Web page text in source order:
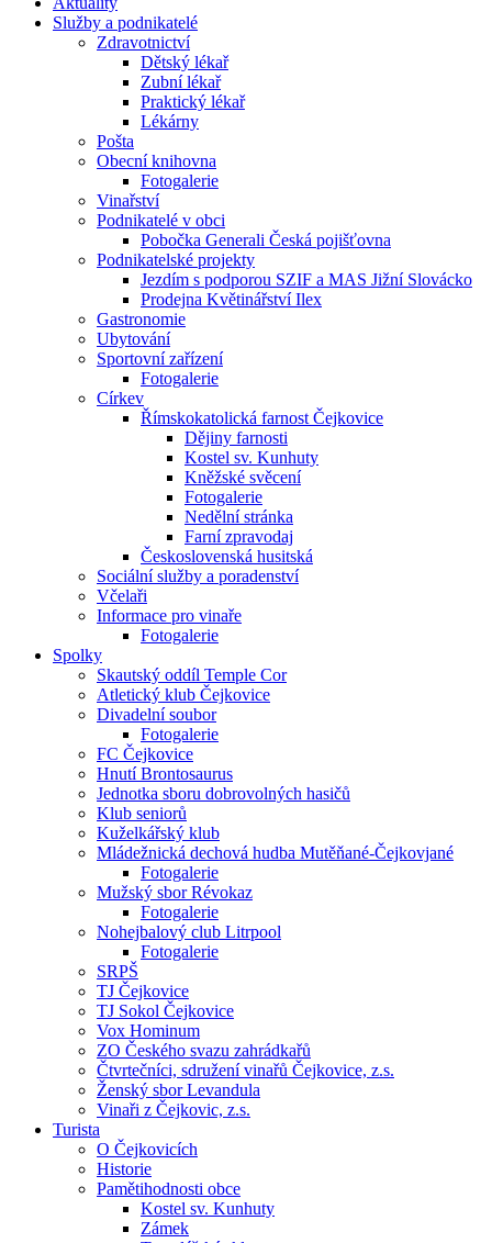
Služby a podnikatelé
Zdravotnictví
Dětský lékař
Zubní lékař
Praktický lékař
Lékárny
Pošta
Obecní knihovna
Fotogalerie
Vinařství
Podnikatelé v obci
Pobočka Generali Česká pojišťovna
Podnikatelské projekty
Jezdím s podporou SZIF a MAS Jižní Slovácko
Prodejna Květinářství Ilex
Gastronomie
Ubytování
Sportovní zařízení
Fotogalerie
Církev
Římskokatolická farnost Čejkovice
Dějiny farnosti
Kostel sv. Kunhuty
Kněžské svěcení
Fotogalerie
Nedělní stránka
Farní zpravodaj
Československá husitská
Sociální služby a poradenství
Včelaři
Informace pro vinaře
Fotogalerie
Spolky
Skautský oddíl Temple Cor
Atletický klub Čejkovice
Divadelní soubor
Fotogalerie
FC Čejkovice
Hnutí Brontosaurus
Jednotka sboru dobrovolných hasičů
Klub seniorů
Kuželkářský klub
Mládežnická dechová hudba Mutěňané-Čejkovjané
Fotogalerie
Mužský sbor Révokaz
Fotogalerie
Nohejbalový club Litrpool
Fotogalerie
SRPŠ
TJ Čejkovice
TJ Sokol Čejkovice
Vox Hominum
ZO Českého svazu zahrádkařů
Čtvrtečníci, sdružení vinařů Čejkovice, z.s.
Ženský sbor Levandula
Vinaři z Čejkovic, z.s.
Turista
O Čejkovicích
Historie
Pamětihodnosti obce
Kostel sv. Kunhuty
Zámek